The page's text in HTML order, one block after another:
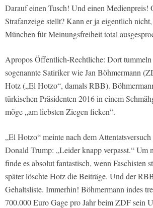
Darauf einen Tusch! Und einen Medienpreis!
Strafanzeige stellt? Kann er ja eigentlich
München für Meinungsfreiheit total
Apropos Öffentlich-Rechtliche: Dort tummeln
sogenannte Satiriker wie Jan Böhmermann
Hotz („El Hotzo“, damals RBB).
türkischen Präsidenten 2016 in einem
möge „am liebsten Ziegen ficken“.
„El Hotzo“ meinte nach dem
Donald Trump: „Leider knapp verpasst.“ Um
finde es absolut fantastisch, wenn Faschisten
später löschte Hotz die Beiträge. Und der
Gehaltsliste. Immerhin! Böhmermann indes
700.000 Euro Gage pro Jahr beim ZDF sein